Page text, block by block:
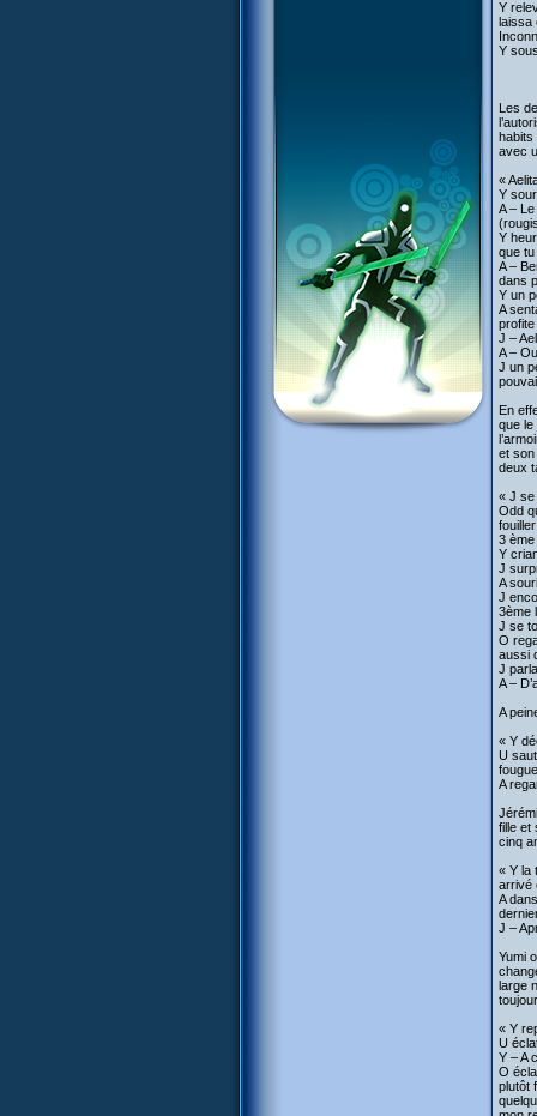
Y
laissa
Y
Les
habits
avec
«
Y
A –
Y
que
A –
dans
Y un
A
J –
A –
J un
En
que le
et son
deux
« J se
Odd
3 ème
Y
J
A
J
3ème
J se
O
aussi
J
A –
A
« Y
U
A
fille et
cinq
« Y la
arrivé
A
J –
Yumi
large
« Y
U
Y – A
O
plutôt